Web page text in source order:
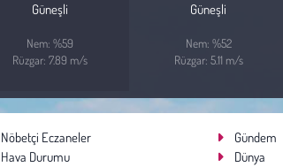
Güneşli
Nem: %59
Rüzgar: 7.89 m/s
Güneşli
Nem: %52
Rüzgar: 5.11 m/s
Nöbetçi Eczaneler
Hava Durumu
Gündem
Dünya